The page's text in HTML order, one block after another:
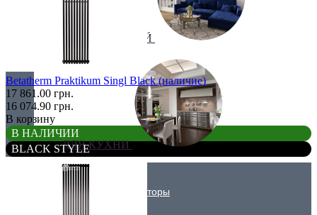
ДЛЯ ГОСТИНОЙ
ДЛЯ КУХНИ
Вертикальные радиаторы
Betatherm Praktikum Singl Black (наличие)
17 861.00 грн.
16 074.90 грн.
В корзину
В НАЛИЧИИ
BLACK STYLE